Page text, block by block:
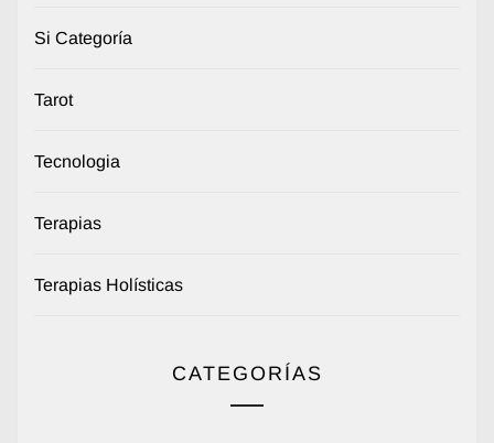
Si Categoría
Tarot
Tecnologia
Terapias
Terapias Holísticas
CATEGORÍAS